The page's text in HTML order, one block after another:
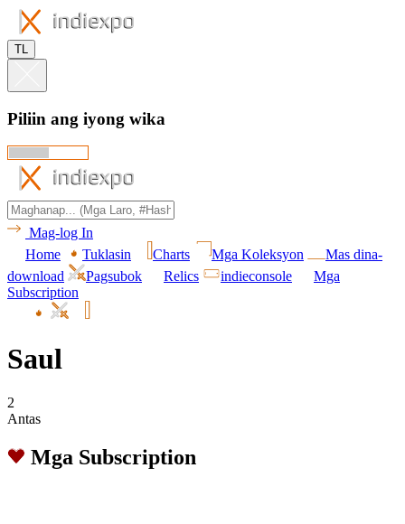
TL
Piliin ang iyong wika
Mag-log In
Home
Tuklasin Charts Mga Koleksyon
Mas dina-
download
Pagsubok Relics indieconsole
Mga
Subscription
Saul
2
Antas
Mga Subscription